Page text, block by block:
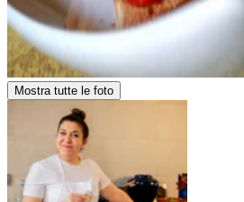
Mostra tutte le foto